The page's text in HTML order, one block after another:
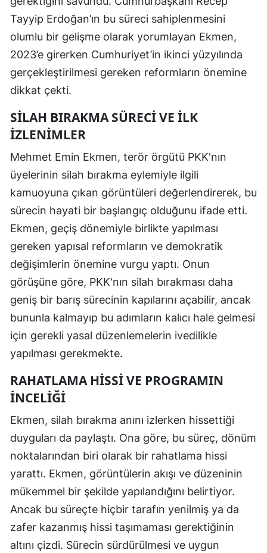
Tayyip Erdoğan’ın bu süreci sahiplenmesini
olumlu bir gelişme olarak yorumlayan Ekmen,
2023’e girerken Cumhuriyet’in ikinci yüzyılında
gerçekleştirilmesi gereken reformların önemine
dikkat çekti.
SILAH BIRAKMA SÜRECI VE İLK
İZLENIMLER
Mehmet Emin Ekmen, terör örgütü PKK'nın
üyelerinin silah bırakma eylemiyle ilgili
kamuoyuna çıkan görüntüleri değerlendirerek, bu
sürecin hayati bir başlangıç olduğunu ifade etti.
Ekmen, geçiş dönemiyle birlikte yapılması
gereken yapısal reformların ve demokratik
değişimlerin önemine vurgu yaptı. Onun
görüşüne göre, PKK'nın silah bırakması daha
geniş bir barış sürecinin kapılarını açabilir, ancak
bununla kalmayıp bu adımların kalıcı hale gelmesi
için gerekli yasal düzenlemelerin ivedilikle
yapılması gerekmekte.
RAHATLAMA HISSI VE PROGRAMIN
İNCELIĞI
Ekmen, silah bırakma anını izlerken hissettiği
duyguları da paylaştı. Ona göre, bu süreç, dönüm
noktalarından biri olarak bir rahatlama hissi
yarattı. Ekmen, görüntülerin akışı ve düzeninin
mükemmel bir şekilde yapılandığını belirtiyor.
Ancak bu süreçte hiçbir tarafın yenilmiş ya da
zafer kazanmış hissi taşımaması gerektiğinin
altını çizdi. Sürecin sürdürülmesi ve uygun